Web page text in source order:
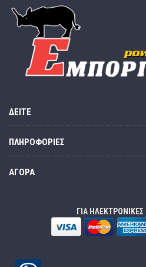
ΔΕΊΤΕ
ΠΛΗΡΟΦΟΡΊΕΣ
ΑΓΟΡΆ
ΓΙΑ